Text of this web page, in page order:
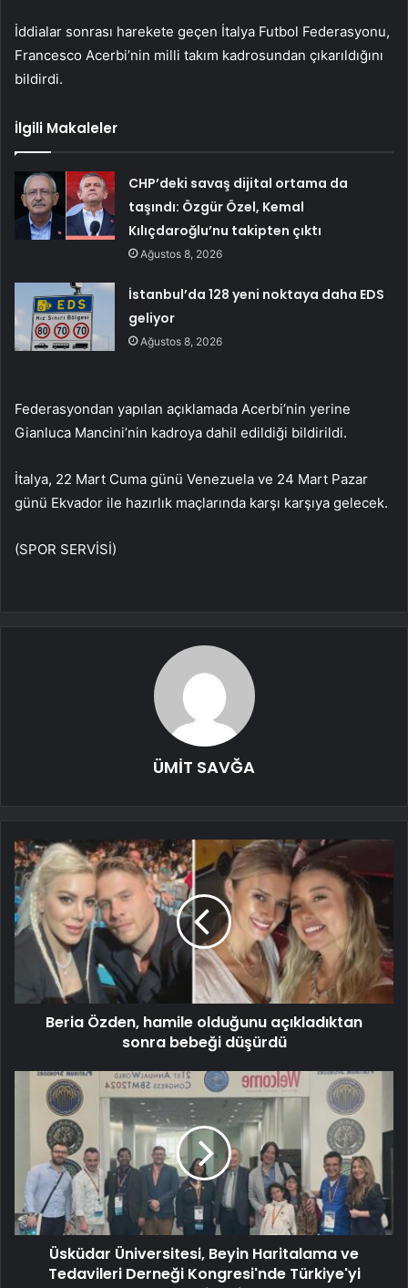
İddialar sonrası harekete geçen İtalya Futbol Federasyonu,
Francesco Acerbi’nin milli takım kadrosundan çıkarıldığını
bildirdi.
İlgili Makaleler
CHP’deki savaş dijital ortama da
taşındı: Özgür Özel, Kemal
Kılıçdaroğlu’nu takipten çıktı
Ağustos 8, 2026
İstanbul’da 128 yeni noktaya daha EDS
geliyor
Ağustos 8, 2026
Federasyondan yapılan açıklamada Acerbi’nin yerine
Gianluca Mancini’nin kadroya dahil edildiği bildirildi.
İtalya, 22 Mart Cuma günü Venezuela ve 24 Mart Pazar
günü Ekvador ile hazırlık maçlarında karşı karşıya gelecek.
(SPOR SERVİSİ)
ÜMİT SAVĞA
Beria Özden, hamile olduğunu açıkladıktan
sonra bebeği düşürdü
Üsküdar Üniversitesi, Beyin Haritalama ve
Tedavileri Derneği Kongresi'nde Türkiye'yi